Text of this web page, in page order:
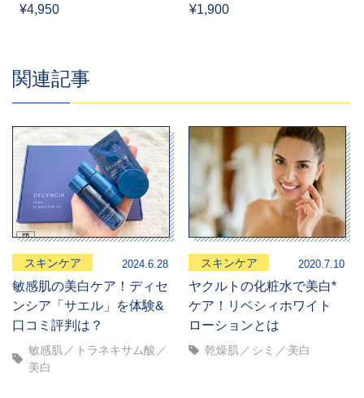
¥4,950 ¥1,900
関連記事
スキンケア 2024.6.28
敏感肌の美白ケア！ディセ
ンシア「サエル」を体験&
口コミ評判は？
敏感肌
トラネキサム酸
美白
スキンケア 2020.7.10
ヤクルトの化粧水で美白*
ケア！リベシィホワイト
ローションとは
乾燥肌 シミ 美白